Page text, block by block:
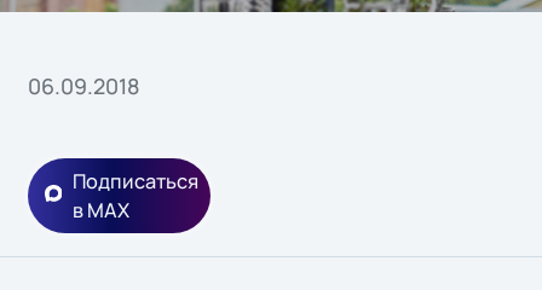
06.09.2018
Подписаться
в MAX